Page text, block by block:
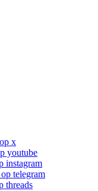
x
youtube
instagram
telegram
threads